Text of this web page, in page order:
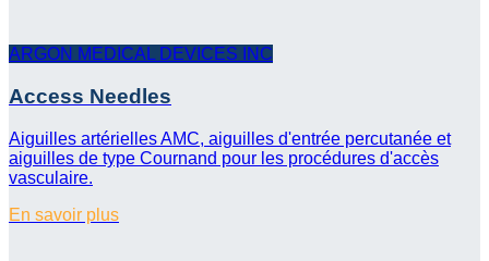
ARGON MEDICAL DEVICES INC
Access Needles
Aiguilles artérielles AMC, aiguilles d'entrée percutanée et
aiguilles de type Cournand pour les procédures d'accès
vasculaire.
En savoir plus